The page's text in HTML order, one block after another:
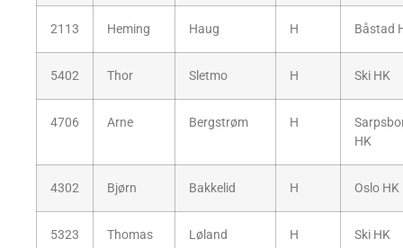
2113 Heming Haug H Båstad
5402 Thor Sletmo H Ski HK
4706 Arne Bergstrøm H
HK
4302 Bjørn Bakkelid H Oslo HK
5323 Thomas Løland H Ski HK